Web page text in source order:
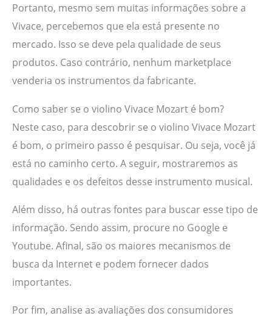
Portanto, mesmo sem muitas informações sobre a
Vivace, percebemos que ela está presente no
mercado. Isso se deve pela qualidade de seus
produtos. Caso contrário, nenhum marketplace
venderia os instrumentos da fabricante.
Como saber se o violino Vivace Mozart é bom?
Neste caso, para descobrir se o violino Vivace Mozart
é bom, o primeiro passo é pesquisar. Ou seja, você já
está no caminho certo. A seguir, mostraremos as
qualidades e os defeitos desse instrumento musical.
Além disso, há outras fontes para buscar esse tipo de
informação. Sendo assim, procure no Google e
Youtube. Afinal, são os maiores mecanismos de
busca da Internet e podem fornecer dados
importantes.
Por fim, analise as avaliações dos consumidores